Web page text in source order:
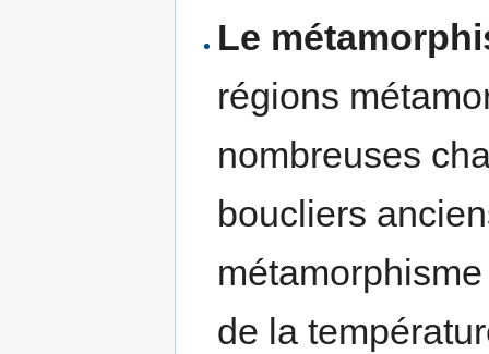
Le
régions
nombreuses
boucliers
de la